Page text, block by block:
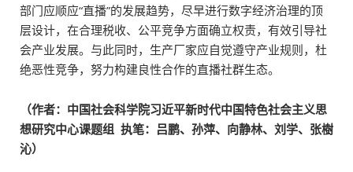
部门应顺应“直播”的发展趋势，尽早进行数字经济治理的顶
层设计，在合理税收、公平竞争方面确立权责，有效引导社
会产业发展。与此同时，生产厂家应自觉遵守产业规则，杜
绝恶性竞争，努力构建良性合作的直播社群生态。
（作者：中国社会科学院习近平新时代中国特色社会主义思
想研究中心课题组 执笔：吕鹏、孙萍、向静林、刘学、张樹
沁）